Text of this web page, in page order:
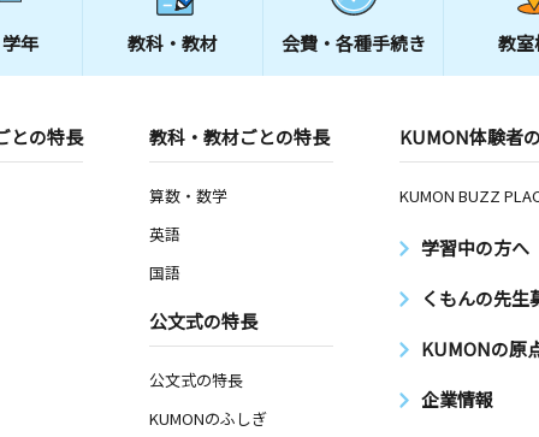
年 教科・教材 会費・ 各種手続き 教室
との特長 教科・教材ごとの特長
算数・数学
英語
国語
公文式の特長
公文式の特長
KUMONのふしぎ
KUMON体験者
KUMON BUZZ
学習中の方へ
くもんの先生
KUMONの原
企業情報